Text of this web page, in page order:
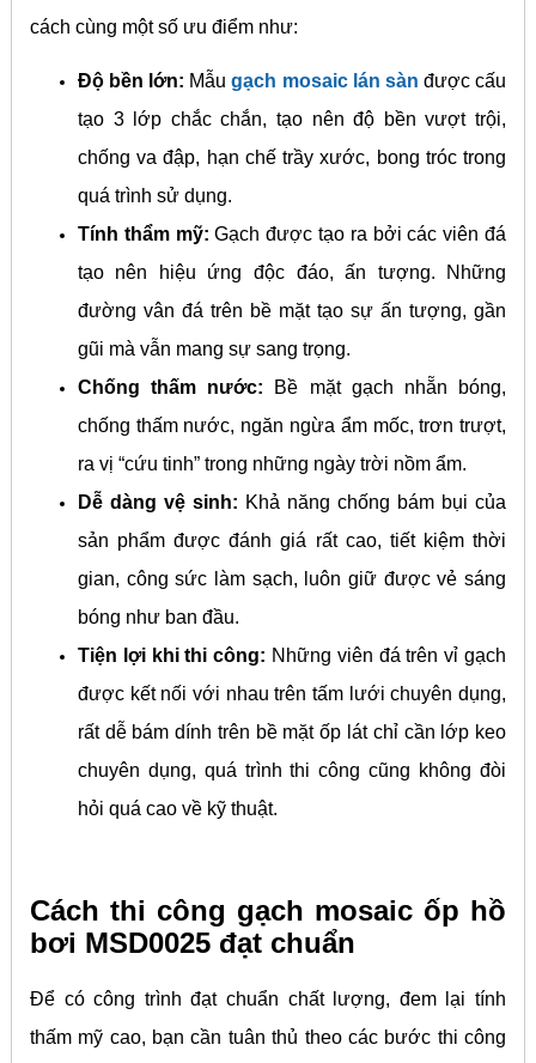
cách cùng một số ưu điểm như:
Độ bền lớn: Mẫugạch mosaic lán sàn được cấu
tạo 3 lớp chắc chắn, tạo nên độ bền vượt trội,
chống va đập, hạn chế trầy xước, bong tróc trong
quá trình sử dụng.
Tính thẩm mỹ:Gạch được tạo ra bởi các viên đá
tạo nên hiệu ứng độc đáo, ấn tượng. Những
đường vân đá trên bề mặt tạo sự ấn tượng, gần
gũi mà vẫn mang sự sang trọng.
Chống thấm nước: Bề mặt gạch nhẵn bóng,
chống thấm nước, ngăn ngừa ẩm mốc, trơn trượt,
ra vị “cứu tinh” trong những ngày trời nồm ẩm.
Dễ dàng vệ sinh: Khả năng chống bám bụi của
sản phẩm được đánh giá rất cao, tiết kiệm thời
gian, công sức làm sạch, luôn giữ được vẻ sáng
bóng như ban đầu.
Tiện lợi khi thi công: Những viên đá trên vỉ gạch
được kết nối với nhau trên tấm lưới chuyên dụng,
rất dễ bám dính trên bề mặt ốp lát chỉ cần lớp keo
chuyên dụng, quá trình thi công cũng không đòi
hỏi quá cao về kỹ thuật.
Cách thi công gạch mosaic ốp hồ
bơi MSD0025 đạt chuẩn
Để có công trình đạt chuẩn chất lượng, đem lại tính
thấm mỹ cao, bạn cần tuân thủ theo các bước thi công